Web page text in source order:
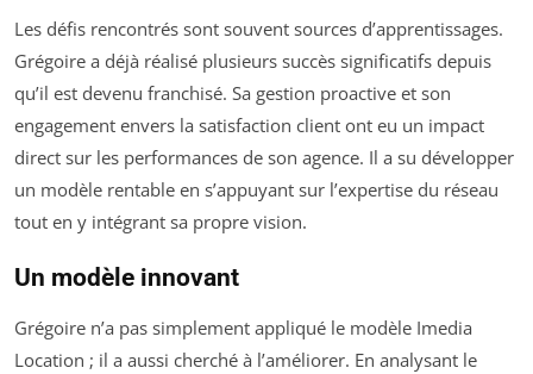
Les défis rencontrés sont souvent sources d’apprentissages.
Grégoire a déjà réalisé plusieurs succès significatifs depuis
qu’il est devenu franchisé. Sa gestion proactive et son
engagement envers la satisfaction client ont eu un impact
direct sur les performances de son agence. Il a su développer
un modèle rentable en s’appuyant sur l’expertise du réseau
tout en y intégrant sa propre vision.
Un modèle innovant
Grégoire n’a pas simplement appliqué le modèle Imedia
Location ; il a aussi cherché à l’améliorer. En analysant le